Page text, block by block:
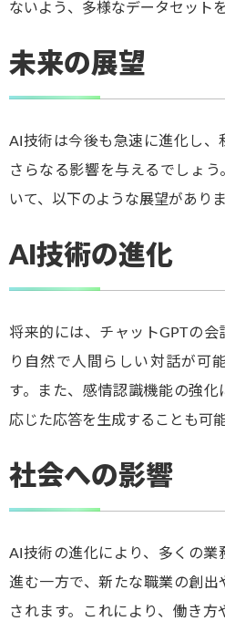
ないよう、多様なデータセット
未来の展望
AI技術は今後も急速に進化し、
さらなる影響を与えるでしょ
いて、以下のような展望がありま
AI技術の進化
将来的には、チャットGPTの
り自然で人間らしい対話が可
す。また、感情認識機能の強
応じた応答を生成することも可
社会への影響
AI技術の進化により、多くの業
進む一方で、新たな職業の創
されます。これにより、働き